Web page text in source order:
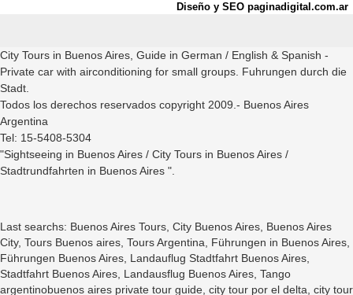
Diseño y SEO paginadigital.com.ar
City Tours in Buenos Aires, Guide in German / English & Spanish -
Private car with airconditioning for small groups. Fuhrungen durch die
Stadt.
Todos los derechos reservados copyright 2009.- Buenos Aires
Argentina
Tel: 15-5408-5304
"Sightseeing in Buenos Aires / City Tours in Buenos Aires /
Stadtrundfahrten in Buenos Aires ".
Last searchs: Buenos Aires Tours, City Buenos Aires, Buenos Aires
City, Tours Buenos aires, Tours Argentina, Führungen in Buenos Aires,
Führungen Buenos Aires, Landauflug Stadtfahrt Buenos Aires,
Stadtfahrt Buenos Aires, Landausflug Buenos Aires, Tango
argentinobuenos aires private tour guide, city tour por el delta, city tour